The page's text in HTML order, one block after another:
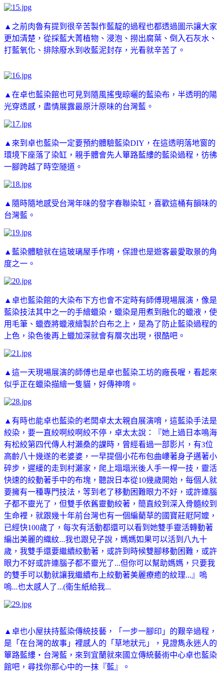
▲之前肉魯有提到很辛苦製作藍靛的過程也都透過圖示讓大家
更加清楚，從採藍大菁植物、浸泡、撈出腐葉、倒入石灰水、
打藍氧化、排除廢水到收藍泥封存，光看就辛苦了。
▲在卓也藍染館也可見到隨風搖曳晾曬的藍染布，半透明的陽
光穿透感，盡情展露最原汁原味的台灣藍。
▲來到卓也藍染一定要預約體驗藍染DIY，在這透明落地窗的
環境下座落了染缸，親手體會先人篳路藍縷的藍染過程，彷彿
一腳跨越了時空隧道。
▲隨時隨地感受台灣年味的發字春聯染缸，喜歡這桶有韻味的
台灣藍。
▲藍染體驗就在這玻璃屋手作唷，保證也是遊客最愛取景的角
度之一。
▲卓也藍染館的大染布下方也會不定時有師傅現場展演，像是
藍染技法其中之一的手繪蠟染，蠟染是用煮到融化的蠟液，使
用毛筆、蠟壺將蠟液繪製於白布之上，是為了防止藍染過程的
上色，染色後再上蠟加深就會有層次出現，很酷吧。
▲這一天現場展演的師傅也是卓也藍染工坊的廠長喔，看起來
似乎正在蠟染描繪一隻貓，好傳神唷。
▲有時也能卓也藍染的老闆卓太太親自展演唷，這藍染手法是
絞染，要一直絞啊絞啊絞不停，卓太太說：『她上過日本鳴海
有松絞第四代傳人村瀨桑的課時，曾經看過一部影片，有3位
高齡八十幾遂的老婆婆，一早提個小花布包曲嶁著身子邁著小
碎步，遲緩的走到村瀨家，爬上塌塌米後人手一桿一技，靈活
快速的絞動著手中的布塊，聽說日本從10幾歲開始，每個人就
要擁有一種專門技法，等到老了移動困難眼力不好，或許連腦
子都不靈光了，但雙手依舊靈動絞著，簡直絞到深入骨髓絞到
生命裡，就跟幾十年前台灣也有一個編藺草的國寶莊屘阿嬤，
已經快100歲了，每次有活動都還可以看到她雙手靈活轉動著
編出美麗的織紋...我也跟兒子說，媽媽如果可以活到八九十
歲，我雙手還要繼續絞動著，或許到時候雙腳移動困難，或許
眼力不好或許連腦子都不靈光了...但你可以幫助媽媽，只要我
的雙手可以動就讓我繼續布上絞動著美麗療癒的紋理...』嗚
嗚...也太感人了...(衛生紙給我...
▲ 卓也小屋扶持藍染傳統技藝，「一步一腳印」的艱辛過程，
是「在台灣的故事」裡感人的「草地狀元」，見證雋永迷人的
篳路藍縷‧台灣藍，來到宜蘭就來國立傳統藝術中心卓也藍染
館吧，尋找你那心中的一抹『藍』。